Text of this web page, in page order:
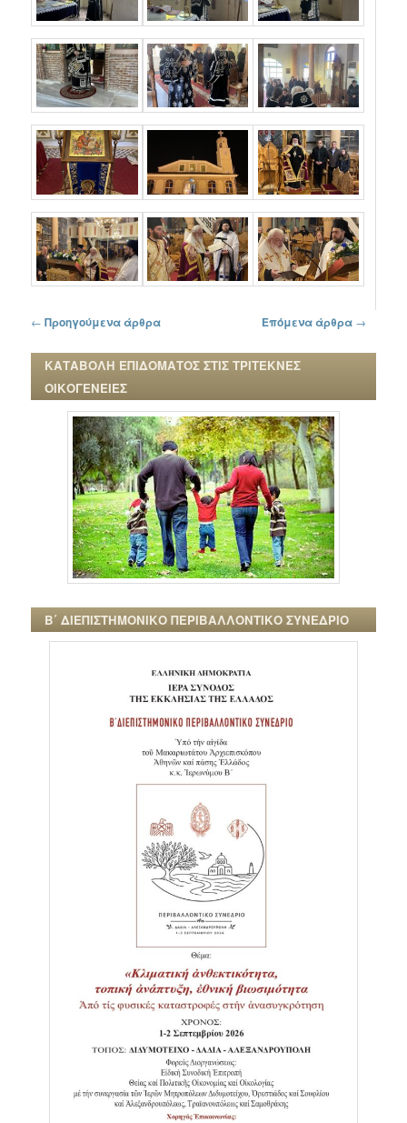
Πλοήγηση στα άρθρα
← Προηγούμενα άρθρα Επόμενα άρθρα →
ΚΑΤΑΒΟΛΗ ΕΠΙΔΟΜΑΤΟΣ ΣΤΙΣ ΤΡΙΤΕΚΝΕΣ
ΟΙΚΟΓΕΝΕΙΕΣ
Β΄ ΔΙΕΠΙΣΤΗΜΟΝΙΚΟ ΠΕΡΙΒΑΛΛΟΝΤΙΚΟ ΣΥΝΕΔΡΙΟ